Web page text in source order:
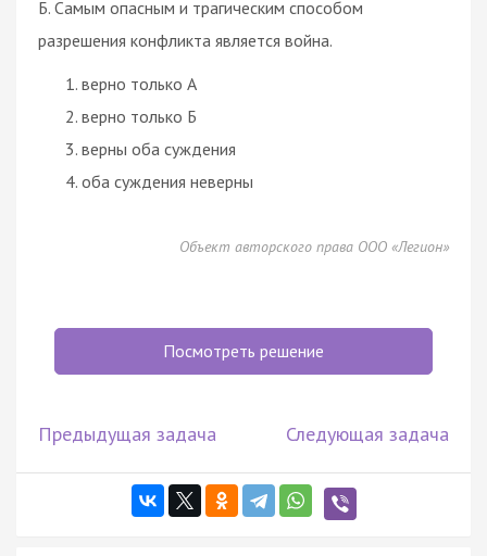
Б. Самым опасным и трагическим способом
разрешения конфликта является война.
верно только А
верно только Б
верны оба суждения
оба суждения неверны
Объект авторского права ООО «Легион»
Посмотреть решение
Предыдущая задача Следующая задача